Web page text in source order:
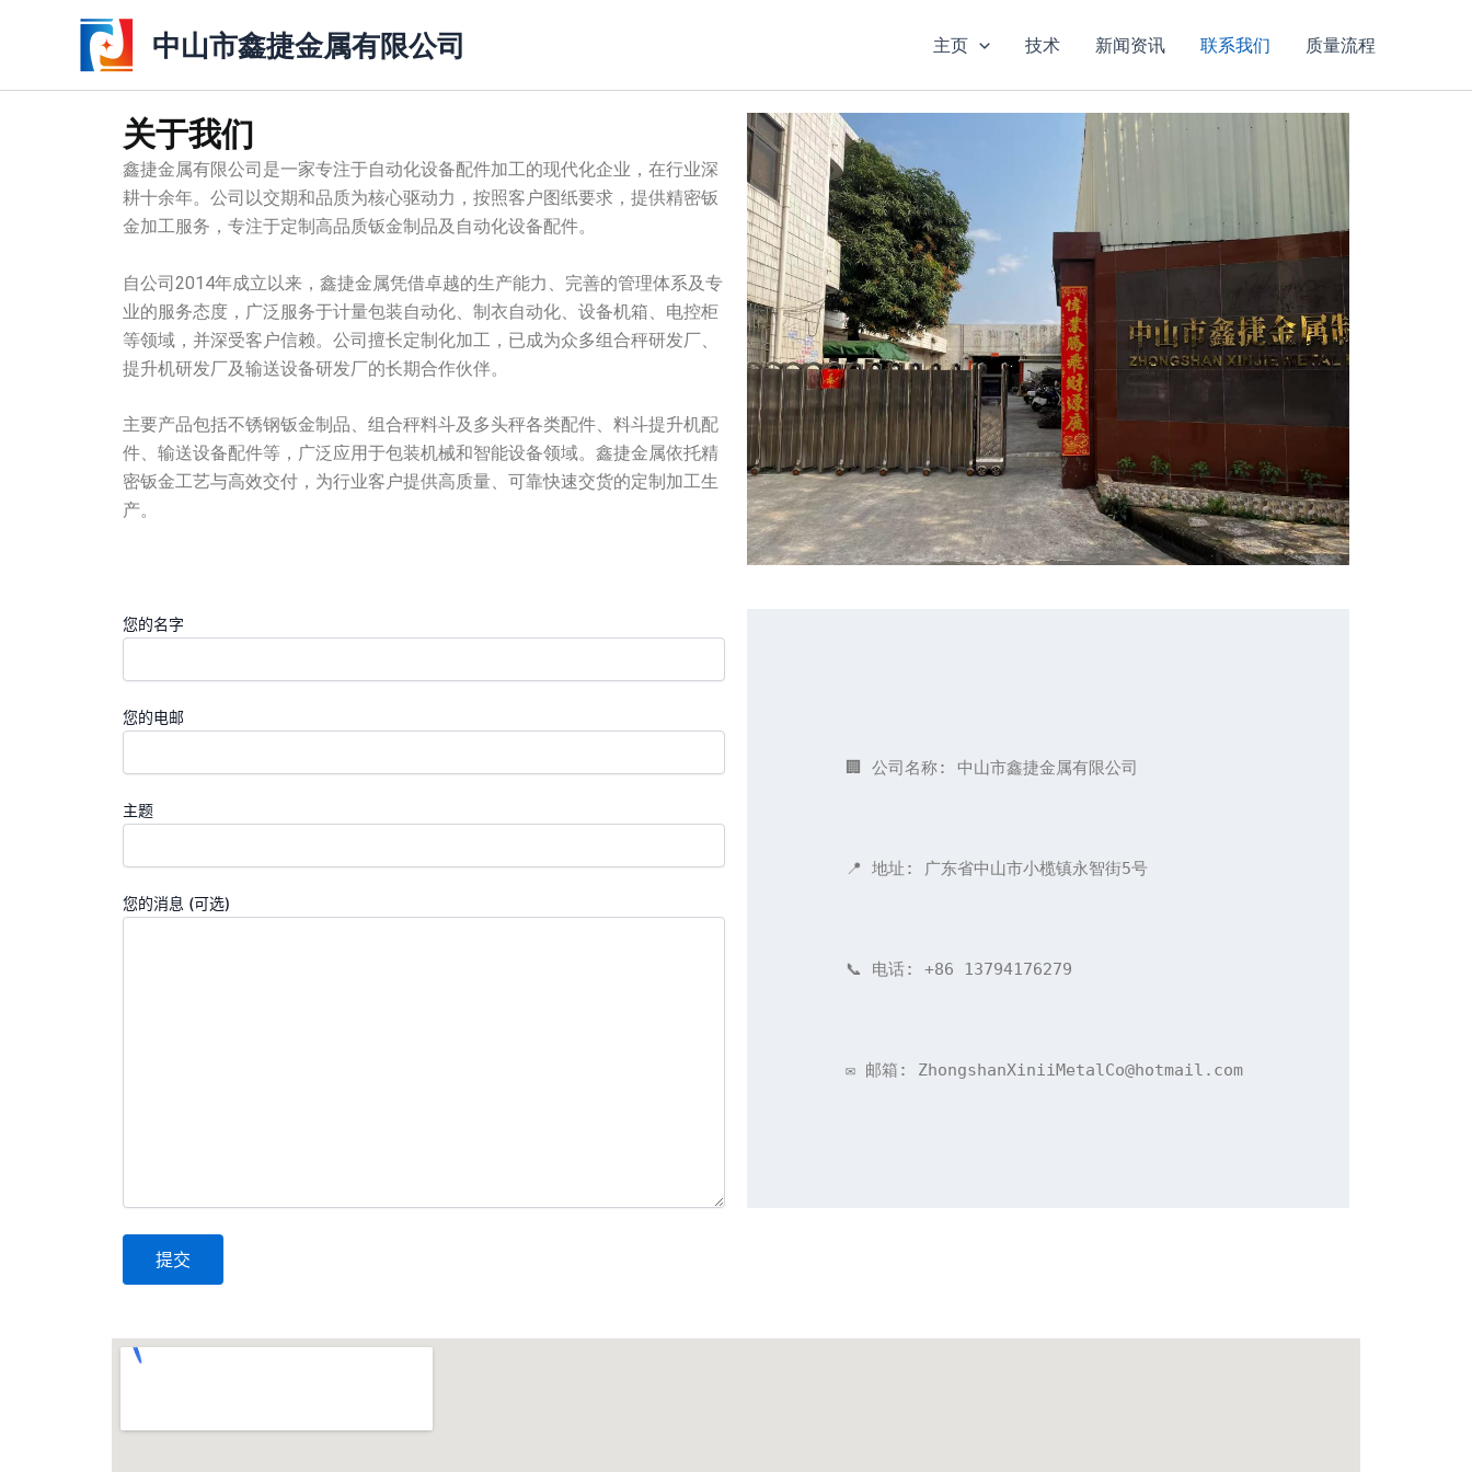
中山市鑫捷金属有限公司 主页 技术 新闻资讯 联系我们 质量流程
关于我们
鑫捷金属有限公司是一家专注于自动化设备配件加工的现代化企业，在行业深
耕十余年。公司以交期和品质为核心驱动力，按照客户图纸要求，提供精密钣
金加工服务，专注于定制高品质钣金制品及自动化设备配件。
自公司2014年成立以来，鑫捷金属凭借卓越的生产能力、完善的管理体系及专
业的服务态度，广泛服务于计量包装自动化、制衣自动化、设备机箱、电控柜
等领域，并深受客户信赖。公司擅长定制化加工，已成为众多组合秤研发厂、
提升机研发厂及输送设备研发厂的长期合作伙伴。
主要产品包括不锈钢钣金制品、组合秤料斗及多头秤各类配件、料斗提升机配
件、输送设备配件等，广泛应用于包装机械和智能设备领域。鑫捷金属依托精
密钣金工艺与高效交付，为行业客户提供高质量、可靠快速交货的定制加工生
产。
您的名字
您的电邮
主题
您的消息 (可选)
🏢 公司名称: 中山市鑫捷金属有限公司
📍 地址: 广东省中山市小榄镇永智街5号
📞 电话: +86 13794176279
✉️ 邮箱: ZhongshanXiniiMetalCo@hotmail.com